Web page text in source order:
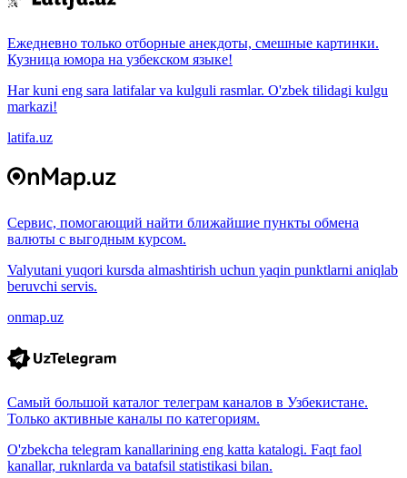
Ежедневно только отборные анекдоты, смешные картинки.
Кузница юмора на узбекском языке!
Har kuni eng sara latifalar va kulguli rasmlar. O'zbek tilidagi kulgu
markazi!
latifa.uz
Сервис, помогающий найти ближайшие пункты обмена
валюты с выгодным курсом.
Valyutani yuqori kursda almashtirish uchun yaqin punktlarni aniqlab
beruvchi servis.
onmap.uz
Самый большой каталог телеграм каналов в Узбекистане.
Только активные каналы по категориям.
O'zbekcha telegram kanallarining eng katta katalogi. Faqt faol
kanallar, ruknlarda va batafsil statistikasi bilan.